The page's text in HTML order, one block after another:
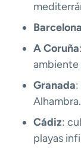
Barcelona
A Coruña
ambiente
Granada
Alhambra.
Cádiz:
playas